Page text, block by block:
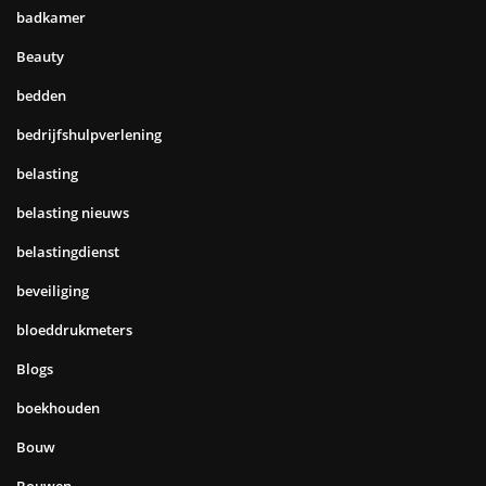
badkamer
Beauty
bedden
bedrijfshulpverlening
belasting
belasting nieuws
belastingdienst
beveiliging
bloeddrukmeters
Blogs
boekhouden
Bouw